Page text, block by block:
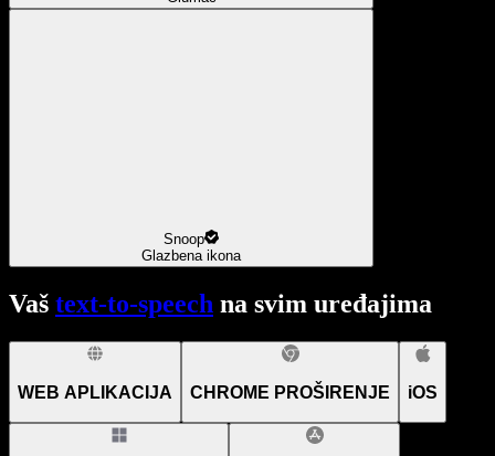
Snoop
Glazbena ikona
Vaš text-to-speech na svim uređajima
WEB APLIKACIJA CHROME PROŠIRENJE iOS